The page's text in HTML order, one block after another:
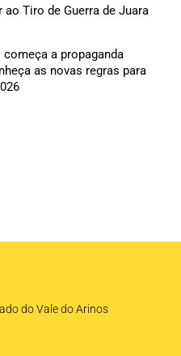
ao Tiro de Guerra de Juara
começa a propaganda
as novas regras para
do Vale do Arinos